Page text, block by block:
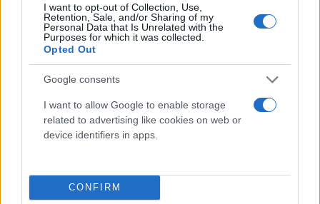
I want to opt-out of Collection, Use,
Retention, Sale, and/or Sharing of my
Personal Data that Is Unrelated with the
Purposes for which it was collected.
Opted Out
Google consents
I want to allow Google to enable storage
related to advertising like cookies on web or
device identifiers in apps.
CONFIRM
2. Από τη ΔΥΠΑ θα γίνουν οι εξής καταβολές: